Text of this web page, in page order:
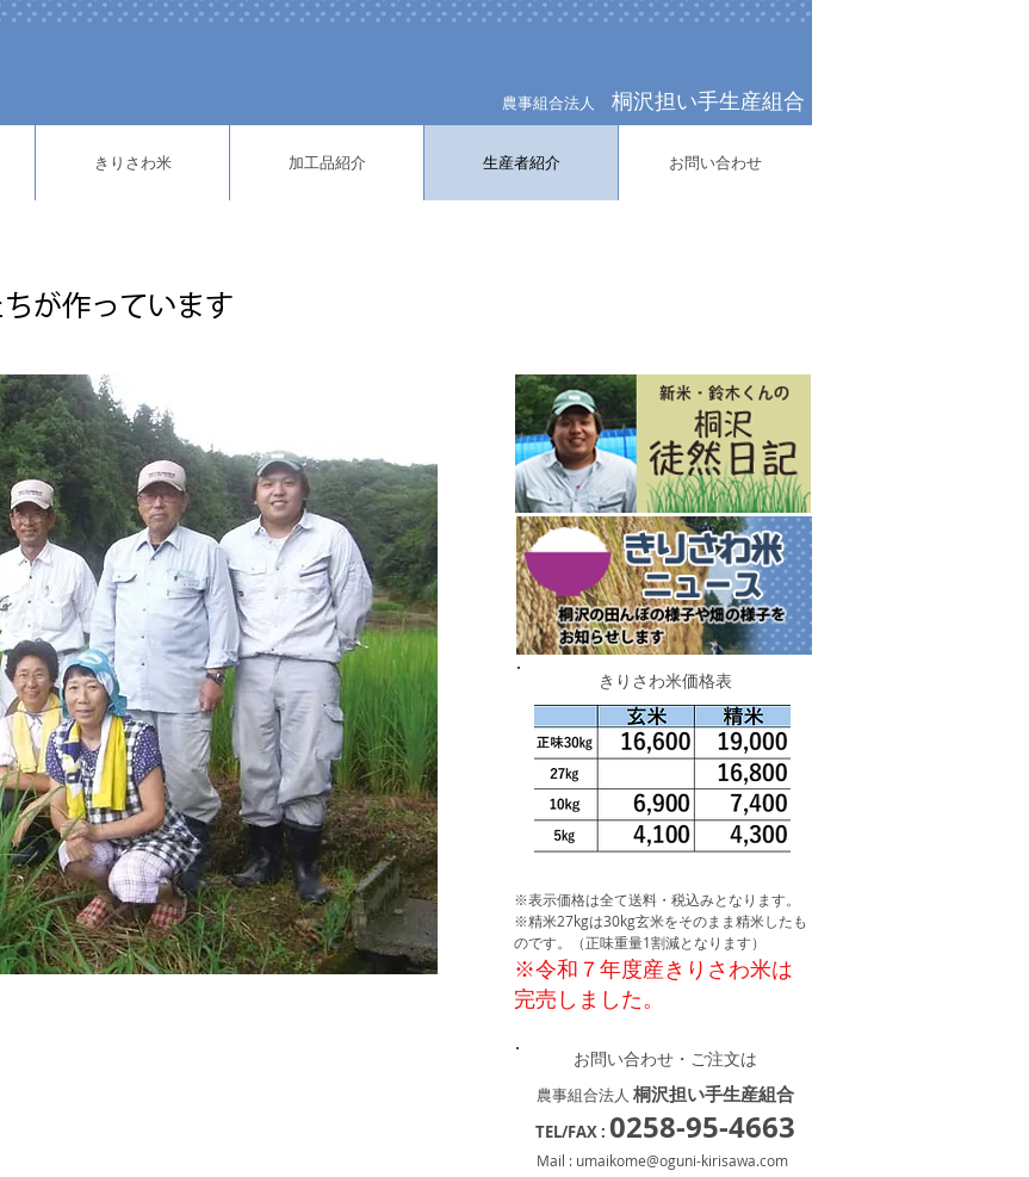
農事組合法人 桐沢担い手生産組合
きりさわ米 加工品紹介 生産者紹介 お問い合わせ
きりさわ米価格表
※表示価格は全て送料・税込みとなります。
※精米27kgは30kg玄米をそのまま精米したも
のです。（正味重量1割減となります）
​※令和７年度産きりさわ米は
完売しました。
お問い合わせ・ご注文は
農事組合法人 桐沢担い手生産組合
TEL/FAX : 0258-95-4663
Mail : umaikome@oguni-kirisawa.com